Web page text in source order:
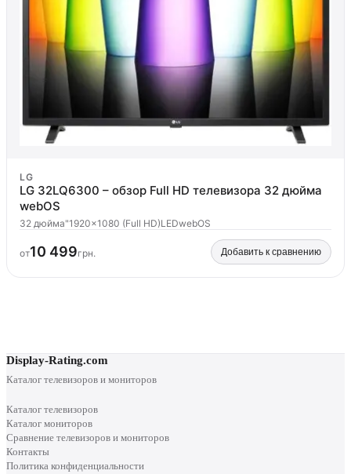
LG
LG 32LQ6300 – обзор Full HD телевизора 32 дюйма
webOS
32 дюйма"1920x1080 (Full HD)LEDwebOS
от10 499грн. Добавить к сравнению
Display-Rating.com
Каталог телевизоров и мониторов
Каталог телевизоров
Каталог мониторов
Сравнение телевизоров и мониторов
Контакты
Политика конфиденциальности